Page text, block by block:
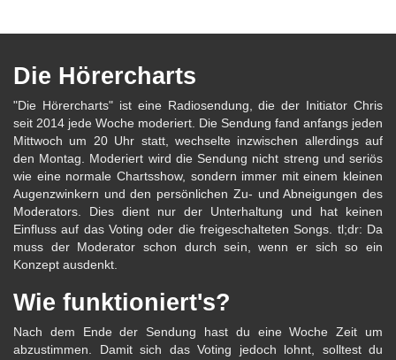
Die Hörercharts
"Die Hörercharts" ist eine Radiosendung, die der Initiator Chris
seit 2014 jede Woche moderiert. Die Sendung fand anfangs jeden
Mittwoch um 20 Uhr statt, wechselte inzwischen allerdings auf
den Montag. Moderiert wird die Sendung nicht streng und seriös
wie eine normale Chartsshow, sondern immer mit einem kleinen
Augenzwinkern und den persönlichen Zu- und Abneigungen des
Moderators. Dies dient nur der Unterhaltung und hat keinen
Einfluss auf das Voting oder die freigeschalteten Songs. tl;dr: Da
muss der Moderator schon durch sein, wenn er sich so ein
Konzept ausdenkt.
Wie funktioniert's?
Nach dem Ende der Sendung hast du eine Woche Zeit um
abzustimmen. Damit sich das Voting jedoch lohnt, solltest du